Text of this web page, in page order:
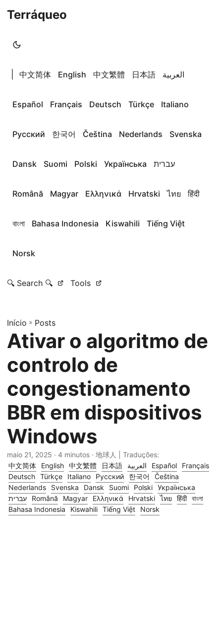
Terráqueo
中文简体 English 中文繁體 日本語 العربية
Español Français Deutsch Türkçe Italiano
Русский 한국어 Čeština Nederlands Svenska
Dansk Suomi Polski Українська עברית
Română Magyar Ελληνικά Hrvatski ไทย हिंदी
বাংলা Bahasa Indonesia Kiswahili Tiếng Việt
Norsk
🔍 Search 🔍 Tools
Início » Posts
Ativar o algoritmo de
controlo de
congestionamento
BBR em dispositivos
Windows
maio 21, 2025 · 4 minutos · 地球人 | Traduções:
中文简体
English 中文繁體 日本語 العربية Español
Français
Deutsch Türkçe Italiano Русский 한국어
Čeština
Nederlands
Svenska Dansk Suomi Polski Українська
עברית
Română Magyar Ελληνικά Hrvatski ไทย हिंदी বাংলা
Bahasa Indonesia
Kiswahili Tiếng Việt Norsk